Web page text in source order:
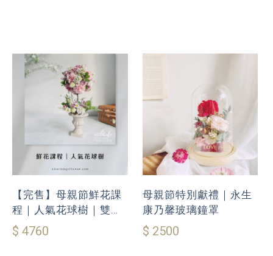
【完售】母親節鮮花課
程｜人氣花球樹｜雙人
85折優惠
$ 4760
母親節特別獻禮｜永生
康乃馨玻璃鐘罩
$ 2500